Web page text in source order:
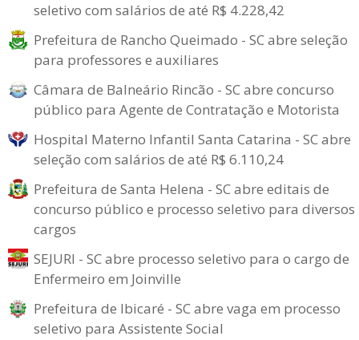
seletivo com salários de até R$ 4.228,42
Prefeitura de Rancho Queimado - SC abre seleção
para professores e auxiliares
Câmara de Balneário Rincão - SC abre concurso
público para Agente de Contratação e Motorista
Hospital Materno Infantil Santa Catarina - SC abre
seleção com salários de até R$ 6.110,24
Prefeitura de Santa Helena - SC abre editais de
concurso público e processo seletivo para diversos
cargos
SEJURI - SC abre processo seletivo para o cargo de
Enfermeiro em Joinville
Prefeitura de Ibicaré - SC abre vaga em processo
seletivo para Assistente Social